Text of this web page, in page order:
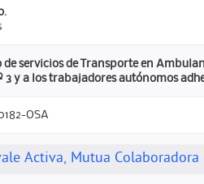
de servicios de Transporte en
3 y a los trabajadores autónomos
OSA
Activa, Mutua